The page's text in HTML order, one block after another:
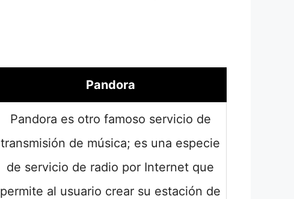
Pandora
Pandora es otro famoso servicio de
transmisión de música; es una especie
de servicio de radio por Internet que
permite al usuario crear su estación de